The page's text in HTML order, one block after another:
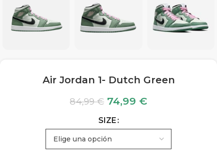
Air Jordan 1- Dutch Green
84,99€ 74,99 €
SIZE